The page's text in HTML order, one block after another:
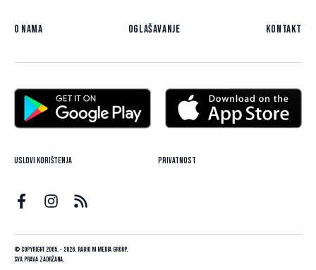
O nama Oglašavanje Kontakt
Uslovi korištenja Privatnost
© Copyright 2005. - 2026. Radio M Media Group.
Sva prava zadržana.